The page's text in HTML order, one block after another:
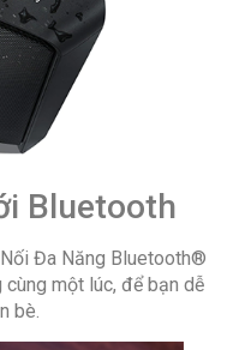
Bluetooth
Đa Năng Bluetooth®
một lúc, để bạn dễ
bè.